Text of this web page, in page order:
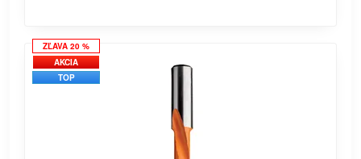
ZĽAVA 20 %
AKCIA
TOP